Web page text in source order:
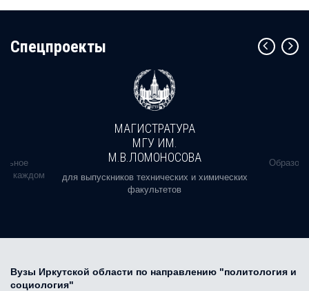
Cпецпроекты
в каждом
МАГИСТРАТУРА
МГУ ИМ.
М.В.ЛОМОНОСОВА
для выпускников технических и химических
факультетов
Вузы Иркутской области по направлению "политология и
социология"